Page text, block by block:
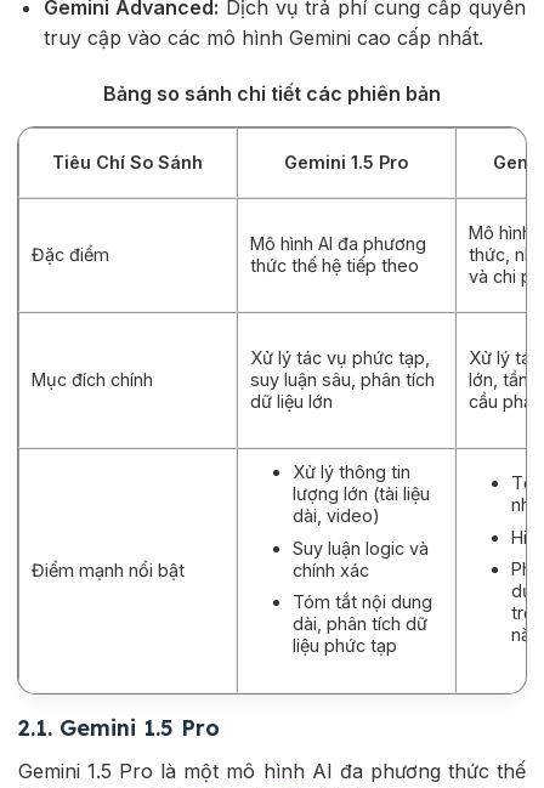
Gemini Advanced: Dịch vụ trả phí cung cấp quyền
truy cập vào các mô hình Gemini cao cấp nhất.
Bảng so sánh chi tiết các phiên bản
Tiêu Chí So Sánh Gemini 1.5 Pro
Đặc điểm
Mô hình AI đa phương
thức thế hệ tiếp theo
Mô hình
thức,
và chi phí
Mục đích chính
Xử lý tác vụ phức tạp,
suy luận sâu, phân tích
dữ liệu lớn
Xử lý
lớn, tần
cầu
Điểm mạnh nổi bật
Xử lý thông tin
lượng lớn (tài liệu
dài, video)
Suy luận logic và
chính xác
Tóm tắt nội dung
dài, phân tích dữ
liệu phức tạp
trễ
2.1. Gemini 1.5 Pro
Gemini 1.5 Pro là một mô hình AI đa phương thức thế